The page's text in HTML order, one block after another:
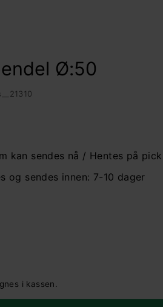
Ø:50
kan sendes nå / Hentes på
og sendes innen: 7-10 dager
i kassen.